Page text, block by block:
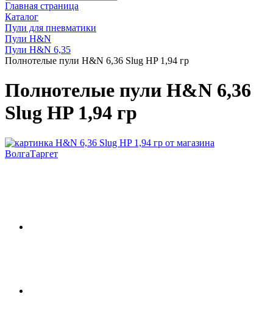
Главная страница
Каталог
Пули для пневматики
Пули H&N
Пули H&N 6,35
Полнотелые пули H&N 6,36 Slug HP 1,94 гр
Полнотелые пули H&N 6,36
Slug HP 1,94 гр